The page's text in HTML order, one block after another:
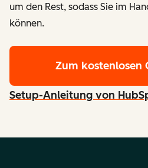
um den Rest, sodass Sie im
können.
Zum kostenlosen
Setup-Anleitung von